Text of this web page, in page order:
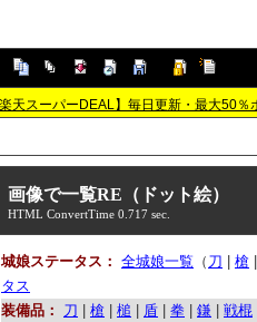
楽天スーパーDEAL】毎日更新・最大50％
画像で一覧RE（ドット絵）
HTML ConvertTime 0.717 sec.
城娘ステータス： 全城娘一覧 （ 刀 槍
タス
装備品：
刀 槍 槌 盾 拳 鎌 戦棍